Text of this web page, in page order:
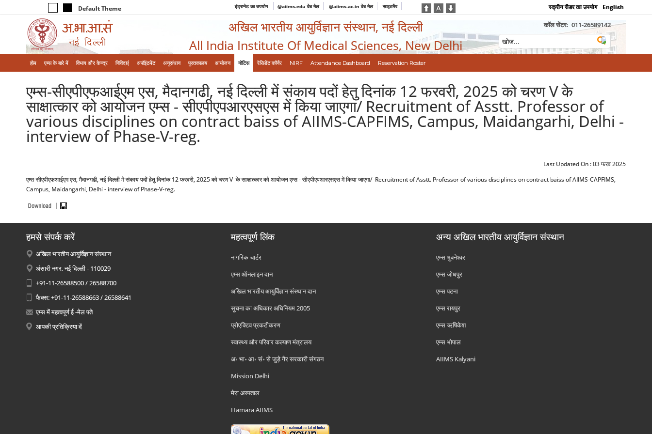
Default Theme इंट्रानेट का उपयोग @aiims.edu वेब मेल @aiims.ac.in वेब मेल साइटमैप स्क्रीन रीडर का उपयोग English
अखिल भारतीय आयुर्विज्ञान संस्थान, नई दिल्ली
All India Institute Of Medical Sciences, New Delhi
कॉल सेंटर: 011-26589142
होम एम्‍स के बारे में विभाग और केन्‍द्र निविदाएं अपॉइंटमेंट अनुसंधान पुस्तकालय आयोजन नोटिस रेसिडेंट कॉर्नर NIRF Attendance Dashboard Reservation Roster
एम्स-सीएपीएफआईएम एस, मैदानगढी, नई दिल्ली में संकाय पदों हेतु दिनांक 12 फरवरी, 2025 को चरण V के
साक्षात्कार को आयोजन एम्स - सीएपीएपआरएसएस में किया जाएगा/ Recruitment of Asstt. Professor of
various disciplines on contract baiss of AIIMS-CAPFIMS, Campus, Maidangarhi, Delhi -
interview of Phase-V-reg.
Last Updated On :03 फरव 2025
एम्स-सीएपीएफआईएम एस, मैदानगढी, नई दिल्ली में संकाय पदों हेतु दिनांक 12 फरवरी, 2025 को चरण V के साक्षात्कार को आयोजन एम्स - सीएपीएपआरएसएस में किया जाएगा/ Recruitment of Asstt. Professor of various disciplines on contract baiss of AIIMS-CAPFIMS,
Campus, Maidangarhi, Delhi - interview of Phase-V-reg.
हमसे संपर्क करें
अखिल भारतीय आयुर्विज्ञान संस्थान
अंसारी नगर, नई दिल्ली - 110029
+91-11-26588500 / 26588700
फैक्स: +91-11-26588663 / 26588641
एम्स में महत्वपूर्ण ई -मेल पते
आपकी प्रतिक्रिया दें
महत्वपूर्ण लिंक
नागरिक चार्टर
एम्स ऑनलाइन दान
अखिल भारतीय आयुर्विज्ञान संस्थान दान
सूचना का अधिकार अधिनियम 2005
प्रोएक्टिव प्रकटीकरण
स्वास्थ्य और परिवार कल्याण मंत्रालय
अ॰ भा॰ आ॰ सं॰ से जुड़े गैर सरकारी संगठन
Mission Delhi
मेरा अस्पताल
Hamara AIIMS
अन्य अखिल भारतीय आयुर्विज्ञान संस्थान
एम्‍स भुवनेश्वर
एम्‍स जोधपुर
एम्‍स पटना
एम्‍स रायपुर
एम्‍स ऋषिकेश
एम्‍स भोपाल
AIIMS Kalyani